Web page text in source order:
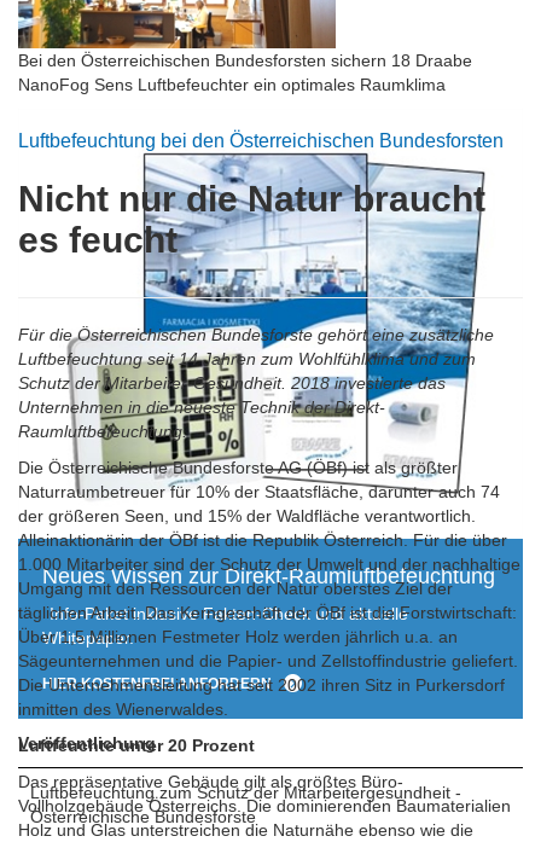
Bei den Österreichischen Bundesforsten sichern 18 Draabe
NanoFog Sens Luftbefeuchter ein optimales Raumklima
Neues Wissen zur Direkt-Raumluftbefeuchtung
Info-Paket inklusive Fakten-Check und aktuelle
Whitepaper.
HIER KOSTENFREI ANFORDERN
Veröffentlichung
Luftbefeuchtung zum Schutz der Mitarbeitergesundheit -
Österreichische Bundesforste
Luftbefeuchtung bei den Österreichischen Bundesforsten
Nicht nur die Natur braucht
es feucht
Für die Österreichischen Bundesforste gehört eine zusätzliche
Luftbefeuchtung seit 14 Jahren zum Wohlfühlklima und zum
Schutz der Mitarbeiter-Gesundheit. 2018 investierte das
Unternehmen in die neueste Technik der Direkt-
Raumluftbefeuchtung.
Die Österreichische Bundesforste AG (ÖBf) ist als größter
Naturraumbetreuer für 10% der Staatsfläche, darunter auch 74
der größeren Seen, und 15% der Waldfläche verantwortlich.
Alleinaktionärin der ÖBf ist die Republik Österreich. Für die über
1.000 Mitarbeiter sind der Schutz der Umwelt und der nachhaltige
Umgang mit den Ressourcen der Natur oberstes Ziel der
täglichen Arbeit. Das Kerngeschäft der ÖBf ist die Forstwirtschaft:
Über 1,5 Millionen Festmeter Holz werden jährlich u.a. an
Sägeunternehmen und die Papier- und Zellstoffindustrie geliefert.
Die Unternehmensleitung hat seit 2002 ihren Sitz in Purkersdorf
inmitten des Wienerwaldes.
Luftfeuchte unter 20 Prozent
Das repräsentative Gebäude gilt als größtes Büro-
Vollholzgebäude Österreichs. Die dominierenden Baumaterialien
Holz und Glas unterstreichen die Naturnähe ebenso wie die